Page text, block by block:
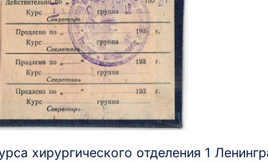
хирургического отделения 1